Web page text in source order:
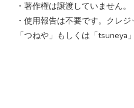
・著作権は譲渡していません
・使用報告は不要です。クレ
「つねや」もしくは「tsuneya